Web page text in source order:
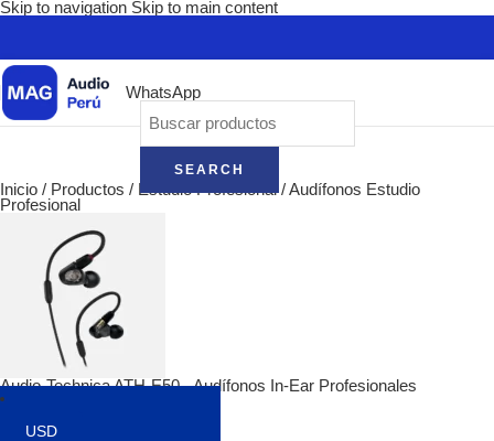
Skip to navigation Skip to main content
WhatsApp
SEARCH
Inicio / Productos / Estudio Profesional/Audífonos Estudio
Profesional
Audio-Technica ATH-E50 - Audífonos In-Ear Profesionales
$
Volver a los productos
USD